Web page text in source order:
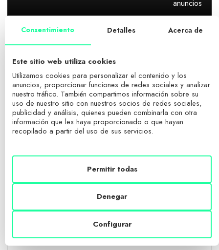
anuncios
NEXT ARTICLE
COMENTARIOS
DEJA UN COMENTARIO
Social connect:
Tu dirección de correo electrónico no será publicada.
Comentario
Consentimiento Detalles Acerca de
Este sitio web utiliza cookies
Utilizamos cookies para personalizar el contenido y los
anuncios, proporcionar funciones de redes sociales y analizar
nuestro tráfico. También compartimos información sobre su
uso de nuestro sitio con nuestros socios de redes sociales,
publicidad y análisis, quienes pueden combinarla con otra
información que les haya proporcionado o que hayan
recopilado a partir del uso de sus servicios.
Configurar
Denegar
Permitir todas